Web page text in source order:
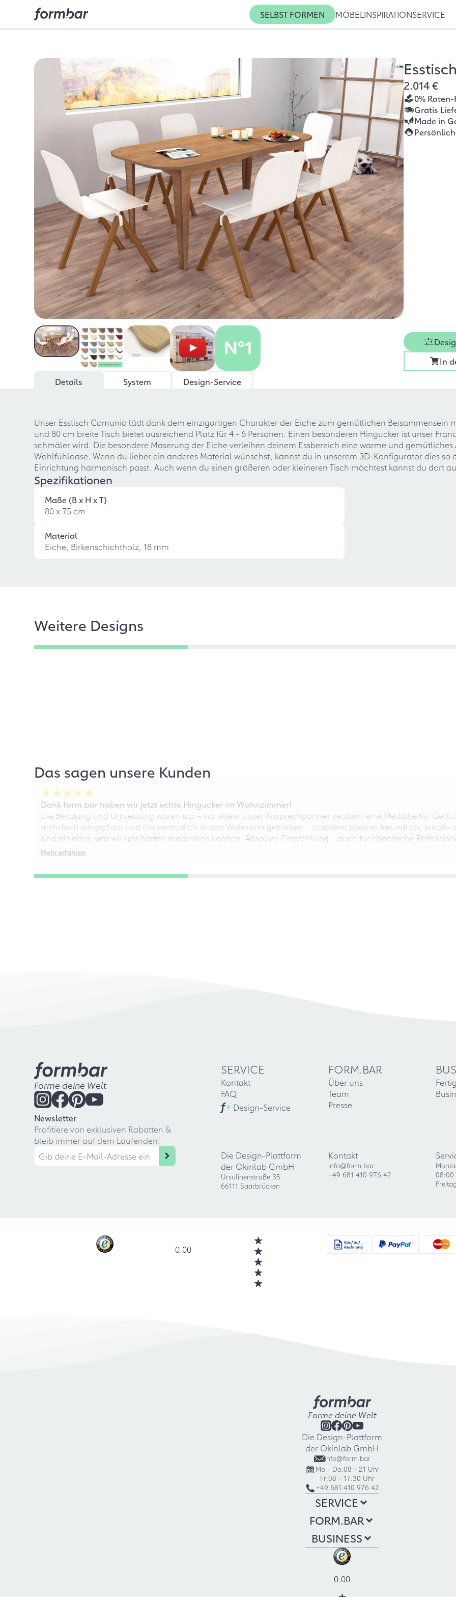
SELBST FORMEN MÖBEL INSPIRATIONSERVICE
2.014 €
0%
Gratis
Made in
In
Details
System Design-Service
Unser Esstisch Comunio lädt dank dem einzigartigen Charakter der Eiche zum gemütlichen Beisammensein
und 80 cm breite Tisch bietet ausreichend Platz für 4 - 6 Personen. Einen besonderen Hingucker ist unser
schmäler wird. Die besondere Maserung der Eiche verleihen deinem Essbereich eine warme und
Wohlfühloase. Wenn du lieber ein anderes Material wünschst, kannst du in unserem 3D-Konfigurator dies so
Einrichtung harmonisch passt. Auch wenn du einen größeren oder kleineren Tisch möchtest kannst du dort
Spezifikationen
Maße (B x H x T)
80 x 75 cm
Material
Eiche, Birkenschichtholz, 18 mm
Weitere Designs
Das sagen unsere Kunden
Dank form.bar haben wir jetzt echte Hingucker im Wohnzimmer!
Die Beratung und Umsetzung waren top – vor allem unser Ansprechpartner verdient eine Medaille für
mehrfach umgeplant und ihn vermutlich in den Wahnsinn getrieben… trotzdem blieb er freundlich, kreativ
sind als alles, was wir uns hätten ausdenken können. Absolute Empfehlung – auch für chaotische
Mehr erfahren
Forme deine Welt
Newsletter
Profitiere von exklusiven Rabatten &
bleib immer auf dem Laufenden!
SERVICE
Kontakt
FAQ
f+ Design-Service
FORM.BAR
Über uns
Team
Presse
Die Design-Plattform
der Okinlab GmbH
Ursulinenstraße 35
66111 Saarbrücken
Kontakt
info@form.bar
+49 681 410 976 42
08:00
0.00
Forme deine Welt
Die Design-Plattform
der Okinlab GmbH
info@form.bar
Mo - Do:08 - 21 Uhr
Fr:08 - 17:30 Uhr
+49 681 410 976 42
SERVICE
FORM.BAR
BUSINESS
0.00